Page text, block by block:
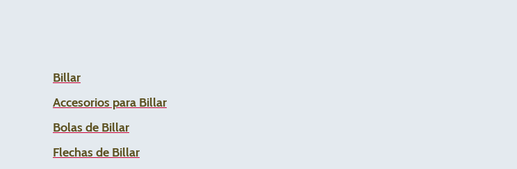
Billar
Accesorios para Billar
Bolas de Billar
Flechas de Billar